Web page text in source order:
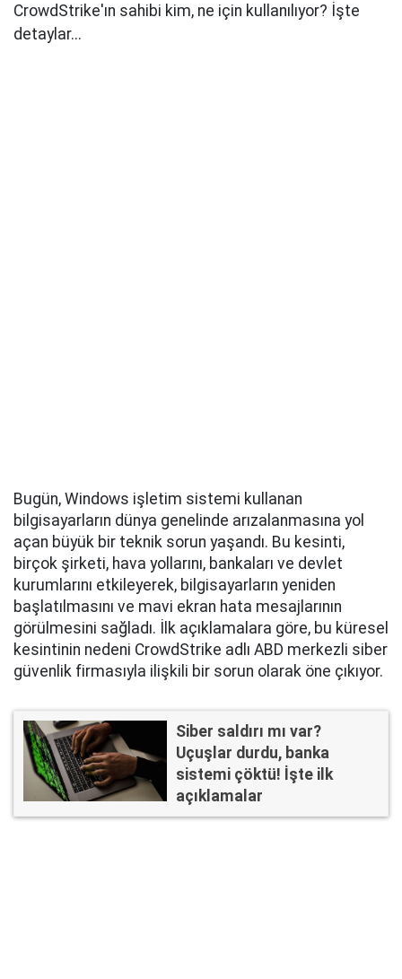
CrowdStrike'ın sahibi kim, ne için kullanılıyor? İşte
detaylar...
Bugün, Windows işletim sistemi kullanan
bilgisayarların dünya genelinde arızalanmasına yol
açan büyük bir teknik sorun yaşandı. Bu kesinti,
birçok şirketi, hava yollarını, bankaları ve devlet
kurumlarını etkileyerek, bilgisayarların yeniden
başlatılmasını ve mavi ekran hata mesajlarının
görülmesini sağladı. İlk açıklamalara göre, bu küresel
kesintinin nedeni CrowdStrike adlı ABD merkezli siber
güvenlik firmasıyla ilişkili bir sorun olarak öne çıkıyor.
Siber saldırı mı var?
Uçuşlar durdu, banka
sistemi çöktü! İşte ilk
açıklamalar